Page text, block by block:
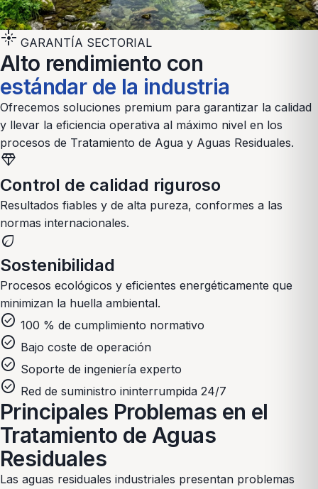
flare GARANTÍA SECTORIAL
Alto rendimiento con
estándar de la industria
Ofrecemos soluciones premium para garantizar la calidad
y llevar la eficiencia operativa al máximo nivel en los
procesos de Tratamiento de Agua y Aguas Residuales.
diamond
Control de calidad riguroso
Resultados fiables y de alta pureza, conformes a las
normas internacionales.
eco
Sostenibilidad
Procesos ecológicos y eficientes energéticamente que
minimizan la huella ambiental.
check_circle 100 % de cumplimiento normativo
check_circle Bajo coste de operación
check_circle Soporte de ingeniería experto
check_circle Red de suministro ininterrumpida 24/7
Principales Problemas en el
Tratamiento de Aguas
Residuales
Las aguas residuales industriales presentan problemas